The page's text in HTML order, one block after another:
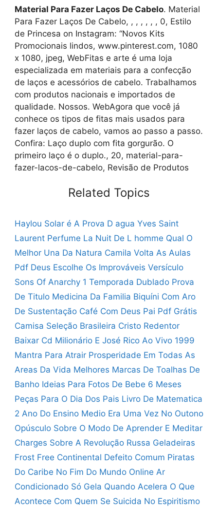
Material Para Fazer Laços De Cabelo. Material
Para Fazer Laços De Cabelo, , , , , , , 0, Estilo
de Princesa on Instagram: “Novos Kits
Promocionais lindos, www.pinterest.com, 1080
x 1080, jpeg, WebFitas e arte é uma loja
especializada em materiais para a confecção
de laços e acessórios de cabelo. Trabalhamos
com produtos nacionais e importados de
qualidade. Nossos. WebAgora que você já
conhece os tipos de fitas mais usados para
fazer laços de cabelo, vamos ao passo a passo.
Confira: Laço duplo com fita gorgurão. O
primeiro laço é o duplo., 20, material-para-
fazer-lacos-de-cabelo, Revisão de Produtos
Related Topics
Haylou Solar é A Prova D agua Yves Saint
Laurent Perfume La Nuit De L homme Qual O
Melhor Una Da Natura Camila Volta As Aulas
Pdf Deus Escolhe Os Improváveis Versículo
Sons Of Anarchy 1 Temporada Dublado Prova
De Titulo Medicina Da Familia Biquíni Com Aro
De Sustentação Café Com Deus Pai Pdf Grátis
Camisa Seleção Brasileira Cristo Redentor
Baixar Cd Milionário E José Rico Ao Vivo 1999
Mantra Para Atrair Prosperidade Em Todas As
Areas Da Vida Melhores Marcas De Toalhas De
Banho Ideias Para Fotos De Bebe 6 Meses
Peças Para O Dia Dos Pais Livro De Matematica
2 Ano Do Ensino Medio Era Uma Vez No Outono
Opúsculo Sobre O Modo De Aprender E Meditar
Charges Sobre A Revolução Russa Geladeiras
Frost Free Continental Defeito Comum Piratas
Do Caribe No Fim Do Mundo Online Ar
Condicionado Só Gela Quando Acelera O Que
Acontece Com Quem Se Suicida No Espiritismo